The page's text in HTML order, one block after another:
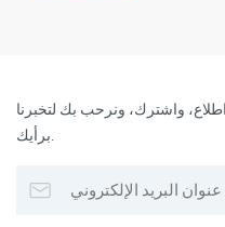
واشترك، ونرحب بك لتخبرنا
برأيك.